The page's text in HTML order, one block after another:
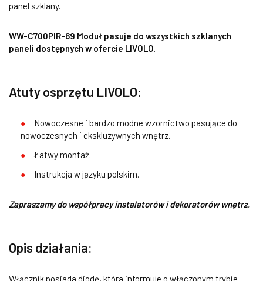
panel szklany.
WW-C700PIR-69 Moduł pasuje do wszystkich szklanych
paneli dostępnych w ofercie LIVOLO.
Atuty osprzętu LIVOLO:
Nowoczesne i bardzo modne wzornictwo pasujące do
nowoczesnych i ekskluzywnych wnętrz.
Łatwy montaż.
Instrukcja w języku polskim.
Zapraszamy do współpracy instalatorów i dekoratorów wnętrz.
Opis działania:
Włącznik posiada diodę, która informuje o włączonym trybie